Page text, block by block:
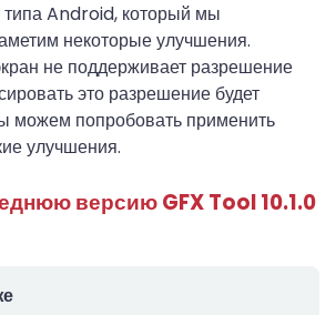
типа Android, который мы
некоторые улучшения.
не поддерживает разрешение
это разрешение будет
можем попробовать применить
улучшения.
версию GFX Tool 10.1.0